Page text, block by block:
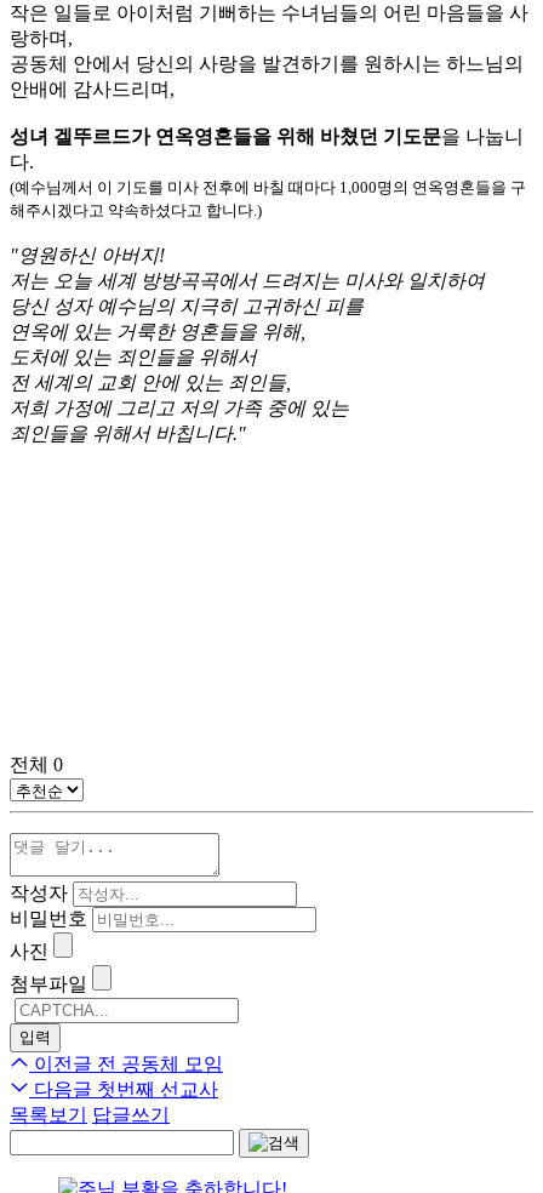
작은 일들로 아이처럼 기뻐하는 수녀님들의 어린 마음들을 사
랑하며,
공동체 안에서 당신의 사랑을 발견하기를 원하시는 하느님의
안배에 감사드리며,
성녀 겔뚜르드가 연옥영혼들을 위해 바쳤던 기도문을 나눕니
다.
(예수님께서 이 기도를 미사 전후에 바칠 때마다 1,000명의 연옥영혼들을 구
해주시겠다고 약속하셨다고 합니다.)
"영원하신 아버지!
저는 오늘 세계 방방곡곡에서 드려지는 미사와 일치하여
당신 성자 예수님의 지극히 고귀하신 피를
연옥에 있는 거룩한 영혼들을 위해,
도처에 있는 죄인들을 위해서
전 세계의 교회 안에 있는 죄인들,
저희 가정에 그리고 저의 가족 중에 있는
죄인들을 위해서 바칩니다."
전체 0
작성자
비밀번호
사진
첨부파일
이전글 전 공동체 모임
다음글 첫번째 선교사
목록보기
답글쓰기